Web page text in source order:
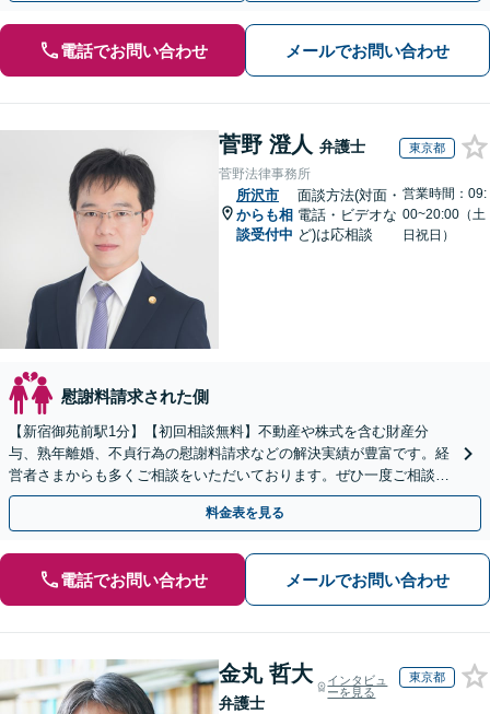
電話でお問い合わせ メールでお問い合わせ
菅野 澄人 弁護士 東京都
菅野法律事務所
所沢市
からも相
談受付中
面談方法(対面・
電話・ビデオな
ど)は応相談
営業時間：09:
00~20:00（土
日祝日）
慰謝料請求された側
【新宿御苑前駅1分】【初回相談無料】不動産や株式を含む財産分
与、熟年離婚、不貞行為の慰謝料請求などの解決実績が豊富です。経
営者さまからも多くご相談をいただいております。ぜひ一度ご相談く
ださい。【夜間・休日対応可】【クレジットカード利用可】
料金表を見る
電話でお問い合わせ メールでお問い合わせ
金丸 哲大
弁護士
インタビュ
ーを見る
東京都